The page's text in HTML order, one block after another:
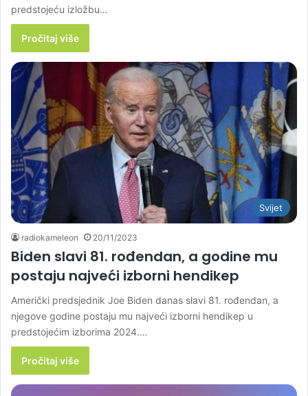
predstojeću izložbu…
Pročitaj više
Svijet
radiokameleon 20/11/2023
Biden slavi 81. rođendan, a godine mu
postaju najveći izborni hendikep
Američki predsjednik Joe Biden danas slavi 81. rođendan, a
njegove godine postaju mu najveći izborni hendikep u
predstojećim izborima 2024.…
Pročitaj više